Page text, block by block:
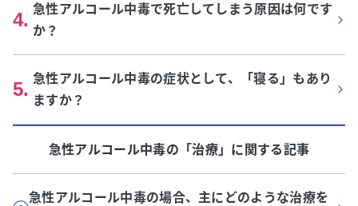
4. 急性アルコール中毒で死亡してしまう原因は何です
か？
5. 急性アルコール中毒の症状として、「寝る」もあり
ますか？
急性アルコール中毒の「治療」に関する記事
急性アルコール中毒の場合、主にどのような治療を